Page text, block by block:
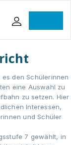
den Schülerinnen
eine Auswahl zu
zu setzen. Hier
Interessen,
und Schüler
7 gewählt, in